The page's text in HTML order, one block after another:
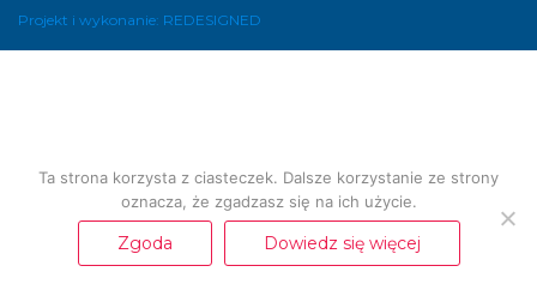
Projekt i wykonanie: REDESIGNED
Ta strona korzysta z ciasteczek. Dalsze korzystanie ze strony
oznacza, że zgadzasz się na ich użycie.
Zgoda Dowiedz się więcej